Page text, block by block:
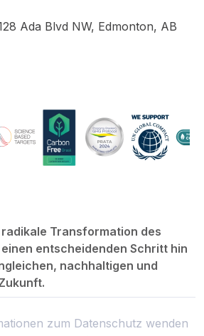
Ada Blvd NW, Edmonton, AB
Transformation des
entscheidenden Schritt hin
nachhaltigen und
zum Datenschutz wenden